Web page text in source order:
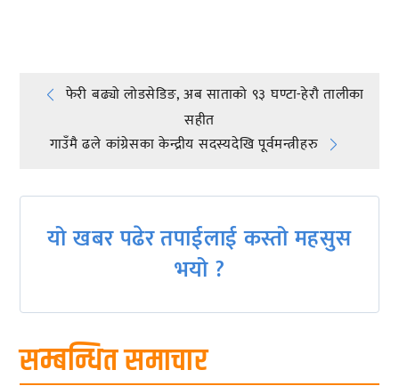
Post
navigation
फेरी बढ्यो लोडसेडिङ, अब साताको ९३ घण्टा-हेराै तालीका
सहीत
गाउँमै ढले कांग्रेसका केन्द्रीय सदस्यदेखि पूर्वमन्त्रीहरु
यो खबर पढेर तपाईलाई कस्तो महसुस
भयो ?
सम्बन्धित समाचार